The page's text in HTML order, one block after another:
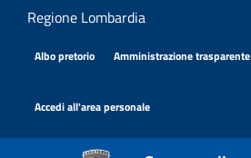
Salta al contenuto principale
Regione Lombardia
Albo pretorio Amministrazione trasparente
Accedi all'area personale